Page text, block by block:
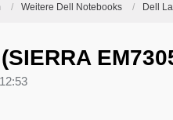
Weitere Dell Notebooks Dell